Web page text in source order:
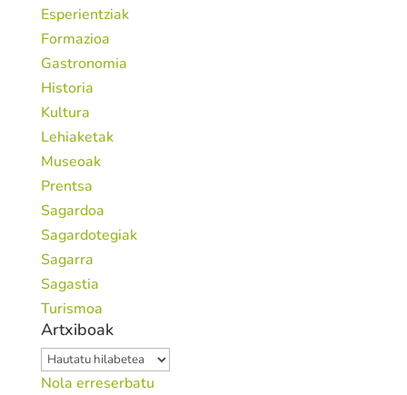
Esperientziak
Formazioa
Gastronomia
Historia
Kultura
Lehiaketak
Museoak
Prentsa
Sagardoa
Sagardotegiak
Sagarra
Sagastia
Turismoa
Artxiboak
Artxiboak
Nola erreserbatu